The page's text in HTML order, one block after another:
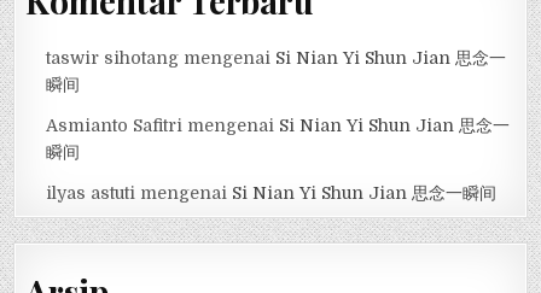
taswir sihotang mengenai Si Nian Yi Shun Jian 思念一
瞬间
Asmianto Safitri mengenai Si Nian Yi Shun Jian 思念一
瞬间
ilyas astuti mengenai Si Nian Yi Shun Jian 思念一瞬间